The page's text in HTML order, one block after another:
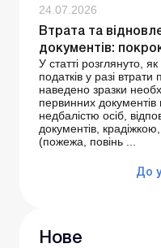
24.07.2026
Втрата та
документів:
У статті розглянуто,
податків у разі
наведено зразки
первинних
недбалістю осіб,
документів,
(пожежа, повінь ...
До
Нове